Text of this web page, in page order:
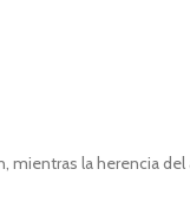
la herencia del